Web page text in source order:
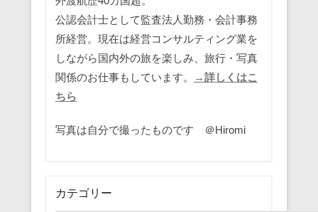
公認会計士として監査法人勤務・会計事務
所経営。現在は経営コンサルティング業を
しながら国内外の旅を楽しみ、旅行・写真
関係のお仕事もしています。
→詳しくはこ
ちら
写真は自分で撮ったものです ＠Hiromi
カテゴリー